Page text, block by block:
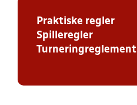
Praktiske regler
Spilleregler
Turneringreglement